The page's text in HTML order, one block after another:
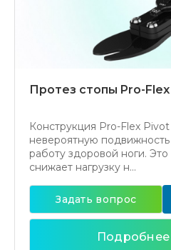
Протез стопы Pro-
Конструкция Pro-Flex
невероятную
работу здоровой ноги.
снижает нагрузку н...
Задать вопрос
Подробнее